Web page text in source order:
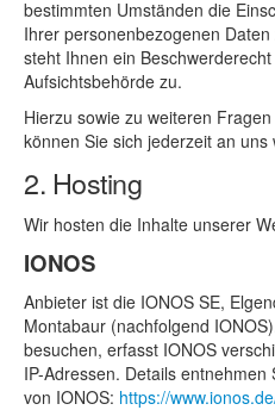
bestimmten Umständen die
Ihrer personenbezogenen
steht Ihnen ein
Aufsichtsbehörde zu.
Hierzu sowie zu weiteren
können Sie sich jederzeit an uns
2. Hosting
Wir hosten die Inhalte unserer
IONOS
Anbieter ist die IONOS SE,
Montabaur (nachfolgend
besuchen, erfasst IONOS
IP-Adressen. Details
von IONOS: https://